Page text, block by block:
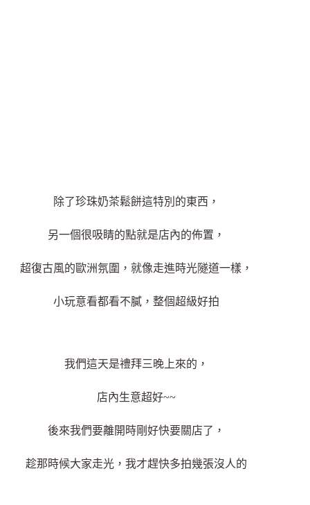
除了珍珠奶茶鬆餅這特別的東西，
另一個很吸睛的點就是店內的佈置，
超復古風的歐洲氛圍，就像走進時光隧道一樣，
小玩意看都看不膩，整個超級好拍
我們這天是禮拜三晚上來的，
店內生意超好~~
後來我們要離開時剛好快要關店了，
趁那時候大家走光，我才趕快多拍幾張沒人的